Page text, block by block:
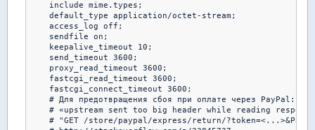
    include mime.types;
    default_type application/octet-stream;
    access_log off;
    sendfile on;
    keepalive_timeout 10;
    send_timeout 3600;
    proxy_read_timeout 3600;
    fastcgi_read_timeout 3600;
    fastcgi_connect_timeout 3600;
    # Для предотвращения сбоя при оплате через PayPal:
# «upstream sent too big header while reading
# "GET /store/paypal/express/return/